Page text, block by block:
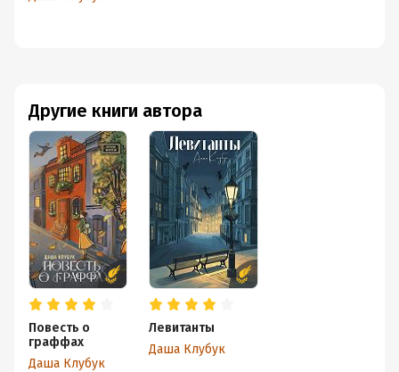
Другие книги автора
Повесть о
граффах
Даша Клубук
Левитанты
Даша Клубук